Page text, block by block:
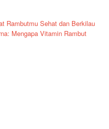
Rambutmu Sehat dan Berkilau
Mengapa Vitamin Rambut